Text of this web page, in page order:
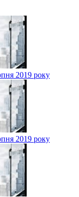
2019 року
2019 року